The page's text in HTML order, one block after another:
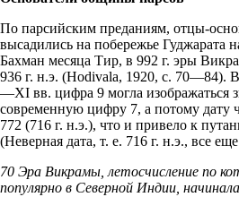
По парсийским преданиям, отцы-
высадились на побережье Гуджарата
Бахман месяца Тир, в 992 г. эры
936 г. н.э. (Hodivala, 1920, с. 70—84).
—XI вв. цифра 9 могла изображаться
современную цифру 7, а потому дату
772 (716 г. н.э.), что и привело к
(Неверная дата, т. е. 716 г. н.э., все
70 Эра Викрамы, летосчисление по
популярно в Северной Индии,